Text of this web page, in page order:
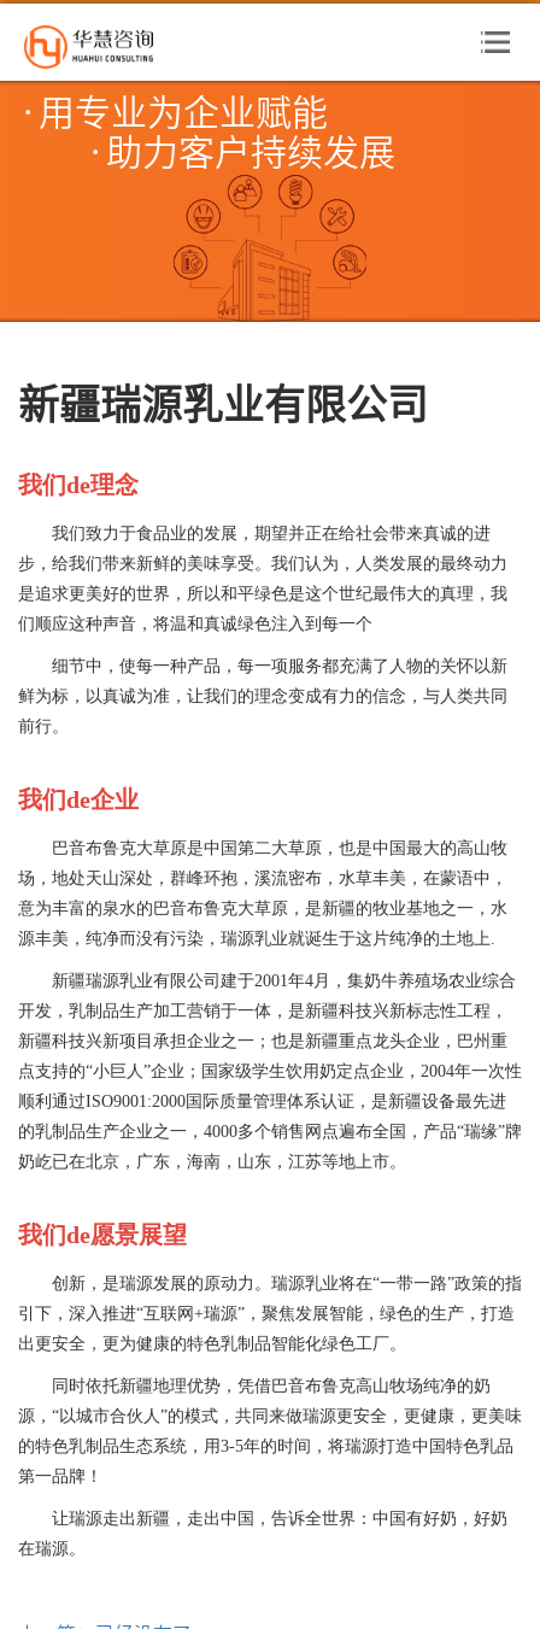
·用专业为企业赋能
·助力客户持续发展
新疆瑞源乳业有限公司
我们de理念
我们致力于食品业的发展，期望并正在给社会带来真诚的进
步，给我们带来新鲜的美味享受。我们认为，人类发展的最终动力
是追求更美好的世界，所以和平绿色是这个世纪最伟大的真理，我
们顺应这种声音，将温和真诚绿色注入到每一个
细节中，使每一种产品，每一项服务都充满了人物的关怀以新
鲜为标，以真诚为准，让我们的理念变成有力的信念，与人类共同
前行。
我们de企业
巴音布鲁克大草原是中国第二大草原，也是中国最大的高山牧
场，地处天山深处，群峰环抱，溪流密布，水草丰美，在蒙语中，
意为丰富的泉水的巴音布鲁克大草原，是新疆的牧业基地之一，水
源丰美，纯净而没有污染，瑞源乳业就诞生于这片纯净的土地上.
新疆瑞源乳业有限公司建于2001年4月，集奶牛养殖场农业综合
开发，乳制品生产加工营销于一体，是新疆科技兴新标志性工程，
新疆科技兴新项目承担企业之一；也是新疆重点龙头企业，巴州重
点支持的“小巨人”企业；国家级学生饮用奶定点企业，2004年一次性
顺利通过ISO9001:2000国际质量管理体系认证，是新疆设备最先进
的乳制品生产企业之一，4000多个销售网点遍布全国，产品“瑞缘”牌
奶屹已在北京，广东，海南，山东，江苏等地上市。
我们de愿景展望
创新，是瑞源发展的原动力。瑞源乳业将在“一带一路”政策的指
引下，深入推进“互联网+瑞源”，聚焦发展智能，绿色的生产，打造
出更安全，更为健康的特色乳制品智能化绿色工厂。
同时依托新疆地理优势，凭借巴音布鲁克高山牧场纯净的奶
源，“以城市合伙人”的模式，共同来做瑞源更安全，更健康，更美味
的特色乳制品生态系统，用3-5年的时间，将瑞源打造中国特色乳品
第一品牌！
让瑞源走出新疆，走出中国，告诉全世界：中国有好奶，好奶
在瑞源。